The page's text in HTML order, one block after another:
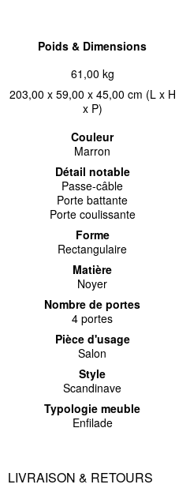
Poids & Dimensions
61,00 kg
203,00 x 59,00 x 45,00 cm (L x H
x P)
Couleur
Marron
Détail notable
Passe-câble
Porte battante
Porte coulissante
Forme
Rectangulaire
Matière
Noyer
Nombre de portes
4 portes
Pièce d'usage
Salon
Style
Scandinave
Typologie meuble
Enfilade
LIVRAISON & RETOURS